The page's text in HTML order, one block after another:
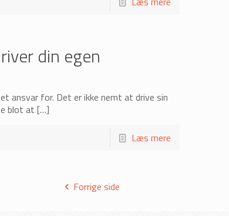
din egen
ansvar for. Det er ikke nemt at drive sin
blot at […]
Læs mere
Forrige side